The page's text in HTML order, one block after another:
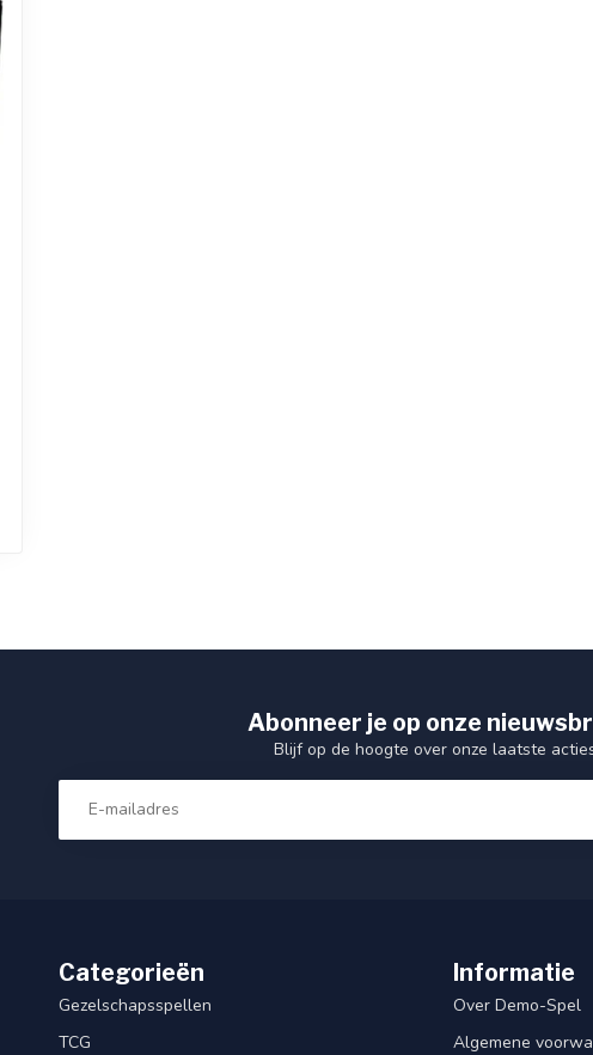
Abonneer je op onze
Blijf op de hoogte over onze laatste
Categorieën
Gezelschapsspellen
TCG
Informatie
Over Demo-Spel
Algemene